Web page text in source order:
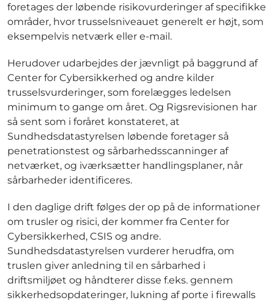
foretages der løbende risikovurderinger af specifikke
områder, hvor trusselsniveauet generelt er højt, som
eksempelvis netværk eller e-mail.
Herudover udarbejdes der jævnligt på baggrund af
Center for Cybersikkerhed og andre kilder
trusselsvurderinger, som forelægges ledelsen
minimum to gange om året. Og Rigsrevisionen har
så sent som i foråret konstateret, at
Sundhedsdatastyrelsen løbende foretager så
penetrationstest og sårbarhedsscanninger af
netværket, og iværksætter handlingsplaner, når
sårbarheder identificeres.
I den daglige drift følges der op på de informationer
om trusler og risici, der kommer fra Center for
Cybersikkerhed, CSIS og andre.
Sundhedsdatastyrelsen vurderer herudfra, om
truslen giver anledning til en sårbarhed i
driftsmiljøet og håndterer disse f.eks. gennem
sikkerhedsopdateringer, lukning af porte i firewalls